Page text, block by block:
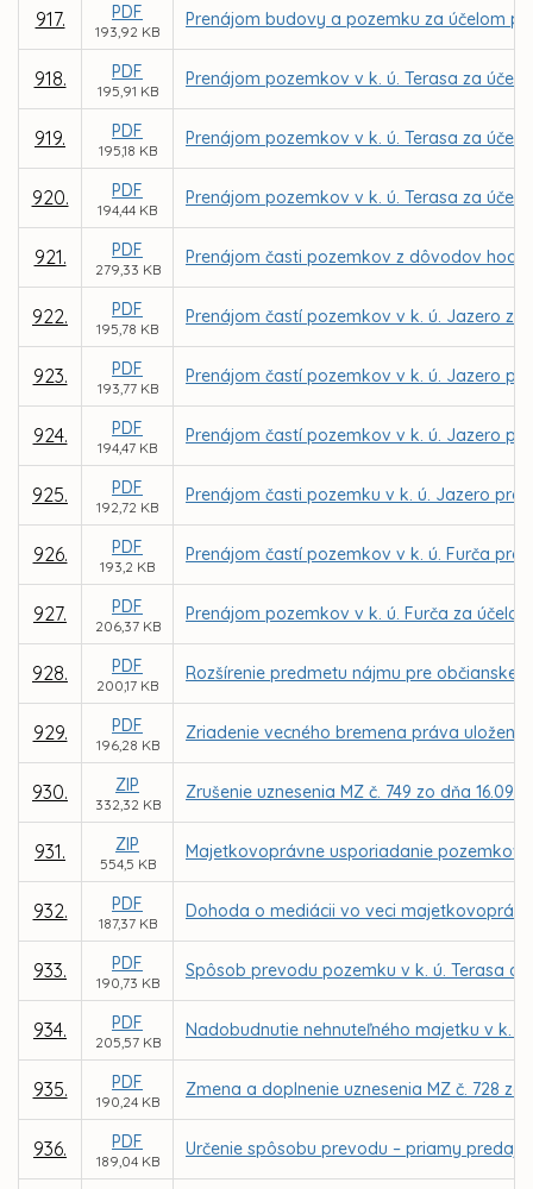
917. PDF
193,92 KB
Prenájom budovy a pozemku za účelom
918. PDF
195,91 KB
Prenájom pozemkov v k. ú. Terasa za
919. PDF
195,18 KB
Prenájom pozemkov v k. ú. Terasa za
920. PDF
194,44 KB
Prenájom pozemkov v k. ú. Terasa za
921. PDF
279,33 KB
Prenájom časti pozemkov z dôvodov hod.
922. PDF
195,78 KB
Prenájom častí pozemkov v k. ú. Jazero
923. PDF
193,77 KB
Prenájom častí pozemkov v k. ú. Jazero
924. PDF
194,47 KB
Prenájom častí pozemkov v k. ú. Jazero
925. PDF
192,72 KB
Prenájom časti pozemku v k. ú. Jazero pre
926. PDF
193,2 KB
Prenájom častí pozemkov v k. ú. Furča pre
927. PDF
206,37 KB
Prenájom pozemkov v k. ú. Furča za
928. PDF
200,17 KB
Rozšírenie predmetu nájmu pre občianske
929. PDF
196,28 KB
Zriadenie vecného bremena práva
930. ZIP
332,32 KB
Zrušenie uznesenia MZ č. 749 zo dňa
931. ZIP
554,5 KB
Majetkovoprávne usporiadanie pozemkov
932. PDF
187,37 KB
Dohoda o mediácii vo veci
933. PDF
190,73 KB
Spôsob prevodu pozemku v k. ú. Terasa
934. PDF
205,57 KB
Nadobudnutie nehnuteľného majetku v k.
935. PDF
190,24 KB
Zmena a doplnenie uznesenia MZ č. 728 zo
936. PDF
189,04 KB
Určenie spôsobu prevodu – priamy predaj